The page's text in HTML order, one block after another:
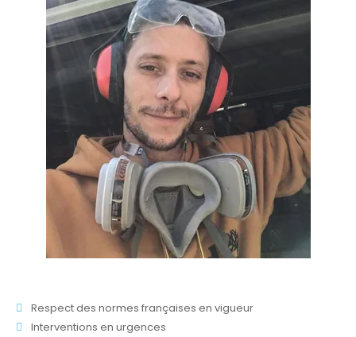
Respect des normes françaises en vigueur
Interventions en urgences